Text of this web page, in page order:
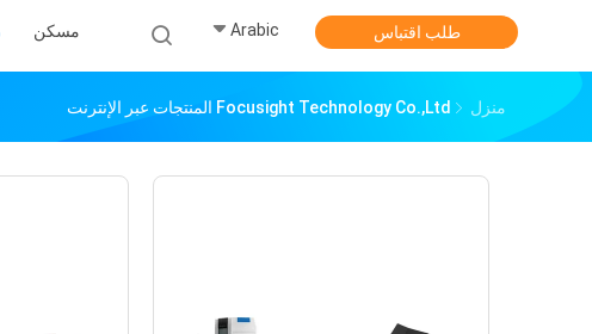
مسكن Arabic طلب اقتباس
منزل Focusight Technology Co.,Ltd المنتجات عبر الإنترنت